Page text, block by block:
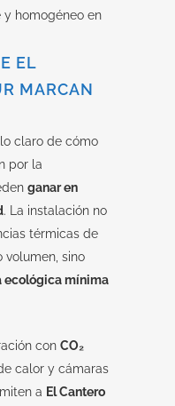
y homogéneo en
EL
MARCAN
claro de cómo
por la
ganar en
. La instalación no
térmicas de
volumen, sino
ecológica mínima
con CO₂
calor y cámaras
a El Cantero